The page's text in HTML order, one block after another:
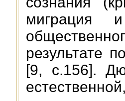
миграция
результате
[9, с.156].